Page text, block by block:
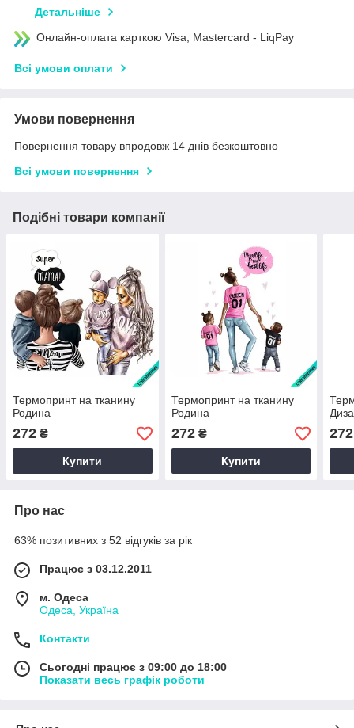
Детальніше
Онлайн-оплата карткою Visa, Mastercard - LiqPay
Всі умови оплати
Умови повернення
Повернення товару впродовж 14 днів безкоштовно
Всі умови повернення
Подібні товари компанії
Термопринт на тканину
Родина
272 ₴
Купити
Термопринт на тканину
Родина
272₴
Купити
272
Про нас
63% позитивних з 52 відгуків за рік
Працює з 03.12.2011
м. Одеса
Одеса, Україна
Контакти
Сьогодні працює з 09:00 до 18:00
Показати весь графік роботи